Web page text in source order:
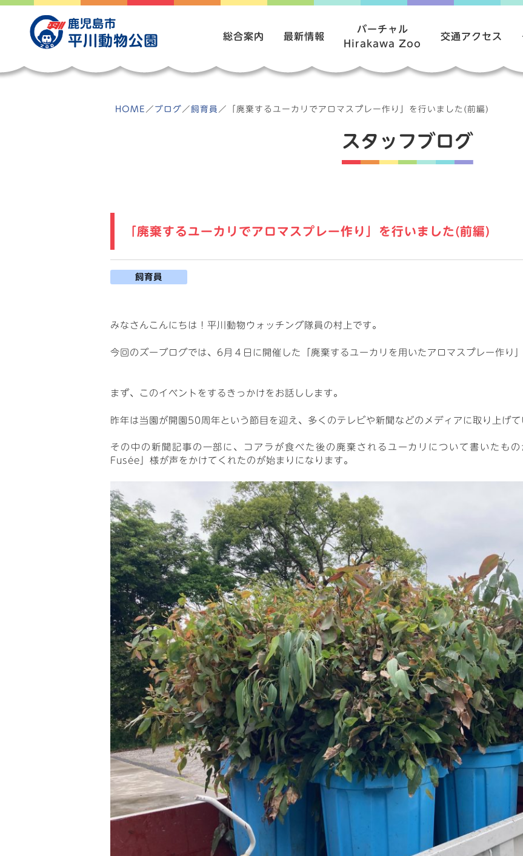
Skip
content
鹿児島市
平川動物公園 総合案内 最新情報
バーチャル
Hirakawa Zoo
交通アクセス
HOME ／ ブログ ／ 飼育員 ／ 「廃棄するユーカリでアロマスプレー作り」を行いました(前編)
スタッフブログ
「廃棄するユーカリでアロマスプレー作り」を行いました(前編)
飼育員
みなさんこんにちは！平川動物ウォッチング隊員の村上です。
今回のズーブログでは、6月４日に開催した「廃棄するユーカリを用いたアロマスプレー作り
まず、このイベントをするきっかけをお話しします。
昨年は当園が開園50周年という節目を迎え、多くのテレビや新聞などのメディアに取り上げて
その中の新聞記事の一部に、コアラが食べた後の廃棄されるユーカリについて書いたも
Fusée」様が声をかけてくれたのが始まりになります。